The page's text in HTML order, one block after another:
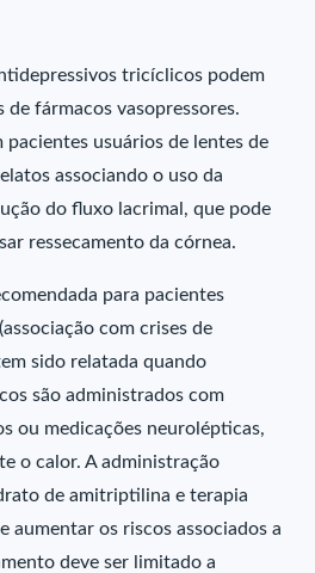
tricíclicos podem
fármacos vasopressores.
pacientes usuários de lentes de
associando o uso da
do fluxo lacrimal, que pode
ressecamento da córnea.
para pacientes
com crises de
sido relatada quando
são administrados com
ou medicações neurolépticas,
o calor. A administração
de amitriptilina e terapia
aumentar os riscos associados a
deve ser limitado a